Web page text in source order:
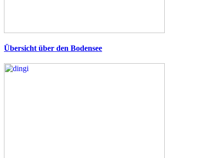
Übersicht über den Bodensee